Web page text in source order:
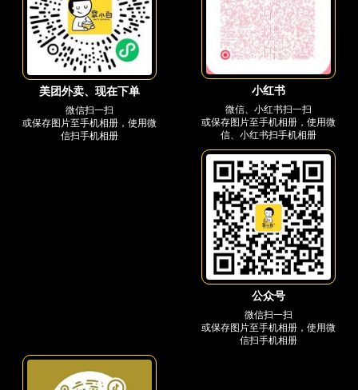
美团外卖、现在下单
微信扫一扫
或保存图片至手机相册，使用微
信扫手机相册
小红书
微信、小红书扫一扫
或保存图片至手机相册，使用微
信、小红书扫手机相册
公众号
微信扫一扫
或保存图片至手机相册，使用微
信扫手机相册